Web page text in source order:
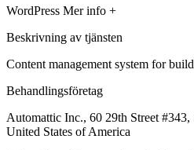
WordPress Mer info +
Beskrivning av tjänsten
Content management system for
Behandlingsföretag
Automattic Inc., 60 29th Street
United States of America